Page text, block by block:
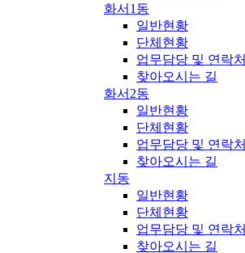
화서1동
일반현황
단체현황
업무담당 및 연락처
찾아오시는 길
화서2동
일반현황
단체현황
업무담당 및 연락처
찾아오시는 길
지동
일반현황
단체현황
업무담당 및 연락처
찾아오시는 길